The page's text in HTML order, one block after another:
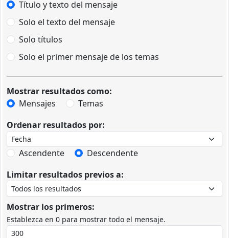
Título y texto del mensaje
Solo el texto del mensaje
Solo títulos
Solo el primer mensaje de los temas
Mostrar resultados como:
Mensajes
Temas
Ordenar resultados por:
Ascendente
Descendente
Limitar resultados previos a:
Mostrar los primeros:
Establezca en 0 para mostrar todo el mensaje.